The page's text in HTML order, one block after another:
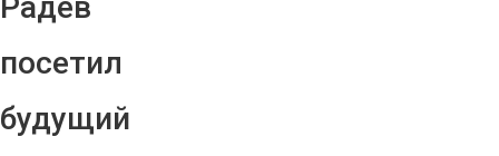
посетил
будущий